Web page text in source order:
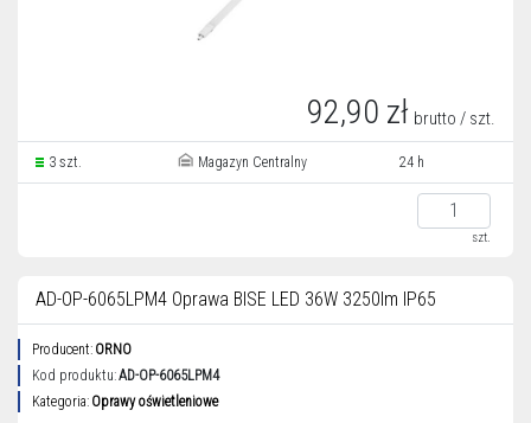
92,90 zł brutto / szt.
3 szt. Magazyn Centralny 24 h
szt.
AD-OP-6065LPM4 Oprawa BISE LED 36W 3250lm IP65
Producent: ORNO
Kod produktu:AD-OP-6065LPM4
Kategoria: Oprawy oświetleniowe